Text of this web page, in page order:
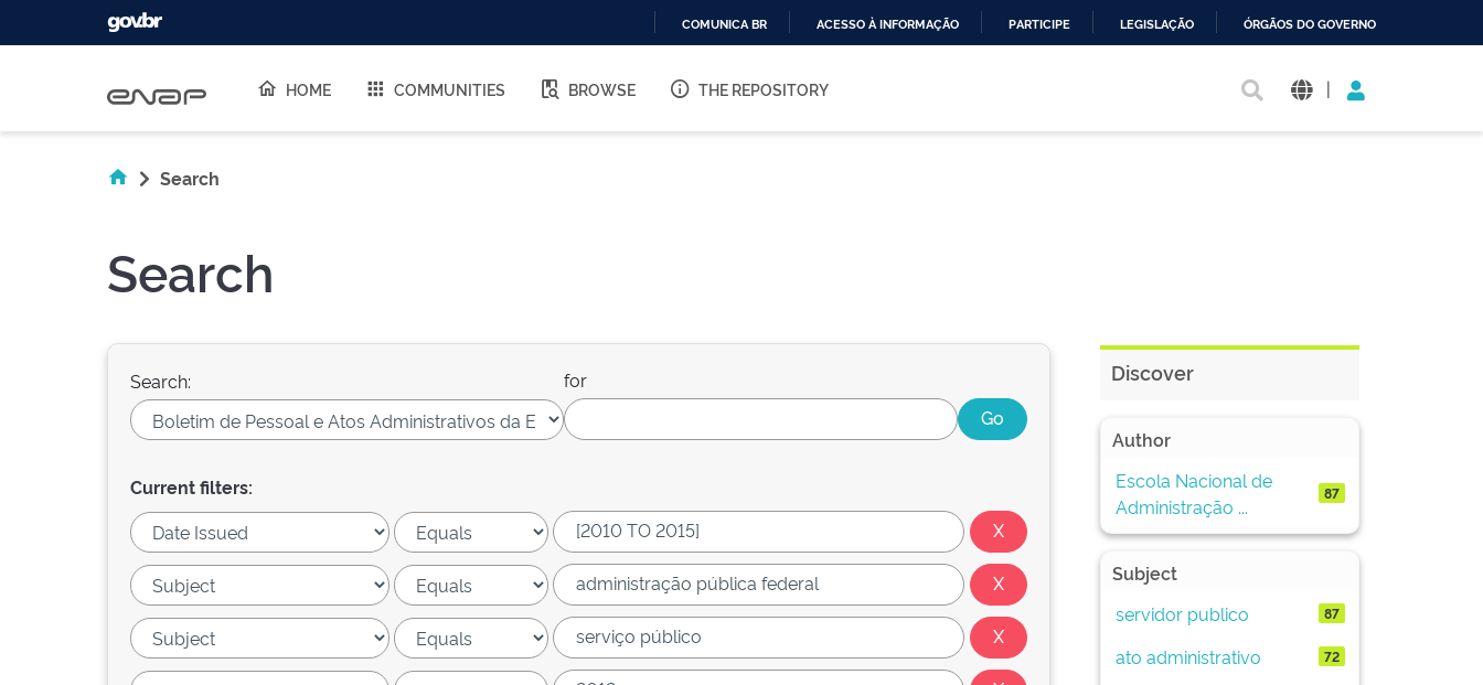
O
COMUNICA BR ACESSO À INFORMAÇÃO PARTICIPE LEGISLAÇÃO ÓRGÃOS DO GOVERNO
HOME COMMUNITIES BROWSE THE REPOSITORY |
Search
Search
Search: for
Current filters:
Discover
Author
Escola Nacional de
Administração ...
87
Subject
servidor publico
87
ato administrativo 72